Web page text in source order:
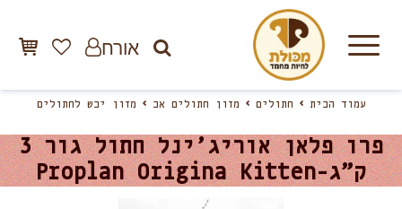
אורח
עמוד הבית חתולים מזון חתולים אב מזון יבש לחתולים
פרו פלאן אוריג’ינל חתול גור 3
ק”ג-Proplan Origina Kitten